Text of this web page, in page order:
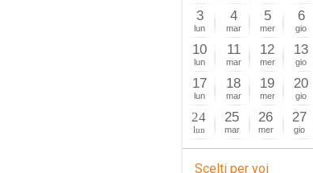
3
lun
4
mar
5
mer
6
gio
10
lun
11
mar
12
mer
13
gio
17
lun
18
mar
19
mer
20
gio
24
lun
25
mar
26
mer
27
gio
Scelti per voi